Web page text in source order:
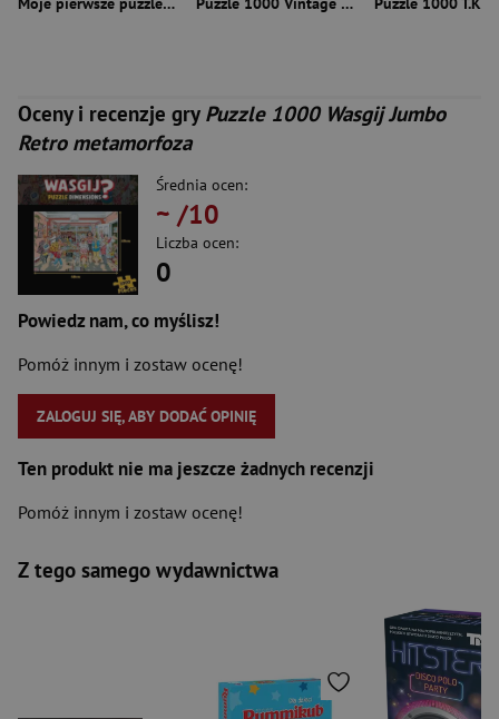
Oceny i recenzje gry Puzzle 1000 Wasgij Jumbo
Retro metamorfoza
Średnia ocen:
~ /10
Liczba ocen:
0
Powiedz nam, co myślisz!
Pomóż innym i zostaw ocenę!
ZALOGUJ SIĘ, ABY DODAĆ OPINIĘ
Ten produkt nie ma jeszcze żadnych recenzji
Pomóż innym i zostaw ocenę!
Z tego samego wydawnictwa